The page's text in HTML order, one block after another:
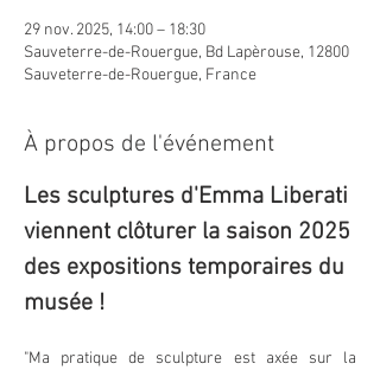
29 nov. 2025, 14:00 – 18:30
Sauveterre-de-Rouergue, Bd Lapèrouse, 12800
Sauveterre-de-Rouergue, France
À propos de l'événement
Les sculptures d'Emma Liberati
viennent clôturer la saison 2025
des expositions temporaires du
musée !
"Ma pratique de sculpture est axée sur la